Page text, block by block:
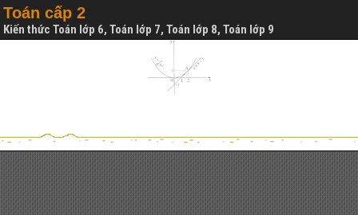
Toán cấp 2
Kiến thức Toán lớp 6, Toán lớp 7, Toán lớp 8, Toán lớp 9